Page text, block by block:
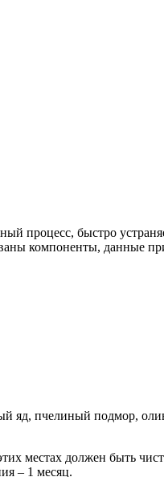
процесс, быстро
компоненты, данные
яд, пчелиный подмор,
местах должен быть
– 1 месяц.